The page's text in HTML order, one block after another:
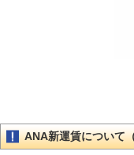
ANA新運賃について